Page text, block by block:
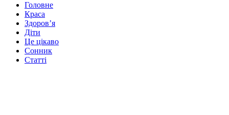
Головне
Краса
Здоров’я
Діти
Це цікаво
Сонник
Статті